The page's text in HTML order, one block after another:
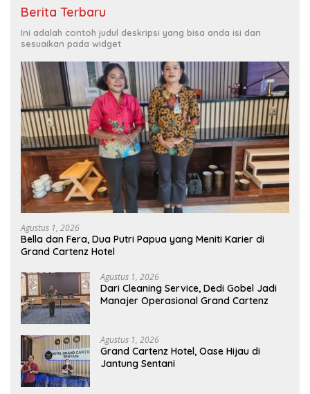
Berita Terbaru
Ini adalah contoh judul deskripsi yang bisa anda isi dan
sesuaikan pada widget
Agustus 1, 2026
Bella dan Fera, Dua Putri Papua yang Meniti Karier di
Grand Cartenz Hotel
Agustus 1, 2026
Dari Cleaning Service, Dedi Gobel Jadi
Manajer Operasional Grand Cartenz
Agustus 1, 2026
Grand Cartenz Hotel, Oase Hijau di
Jantung Sentani